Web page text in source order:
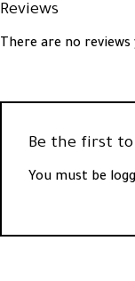
Reviews
There are no reviews
You must be